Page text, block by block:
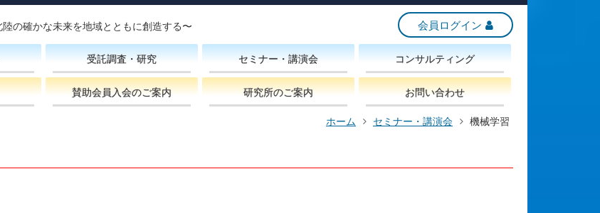
の確かな未来を地域とともに創造する〜 会員ログイン
受託調査・研究 セミナー・講演会 コンサルティング
賛助会員入会のご案内 研究所のご案内 お問い合わせ
ホーム セミナー・講演会 機械学習